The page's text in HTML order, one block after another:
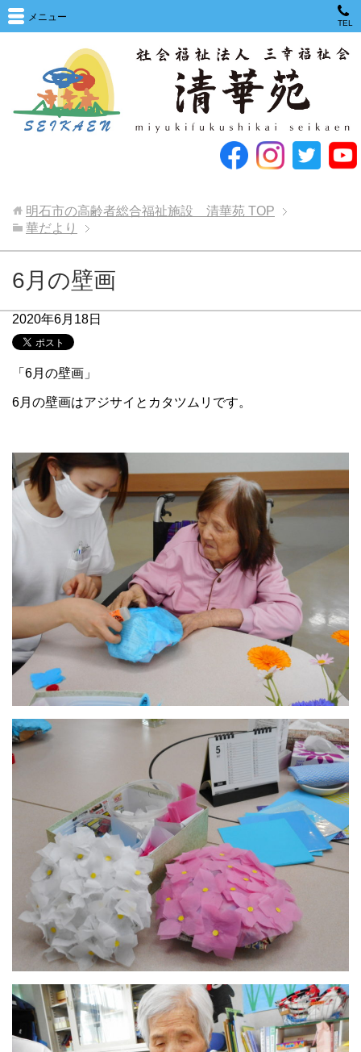
メニュー
TEL
明石市の高齢者総合福祉施設 清華苑 TOP
華だより
6月の壁画
2020年6月18日
「6月の壁画」
6月の壁画はアジサイとカタツムリです。